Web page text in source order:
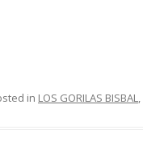
in LOS GORILAS BISBAL,